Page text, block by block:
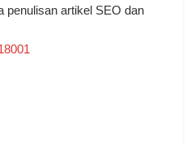
penulisan artikel SEO dan